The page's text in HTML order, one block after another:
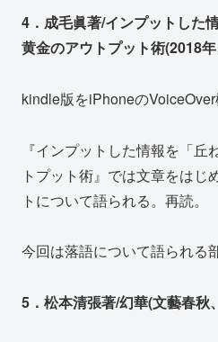
4．成毛眞著/インプットした
黄金のアウトプット術(2018
kindle版をiPhoneのVoiceOver
『インプットした情報を「丘
トプット術』では文章をはじ
トについて語られる。再読。
今回は落語について語られる
5．松本清張著/幻華(文藝春秋